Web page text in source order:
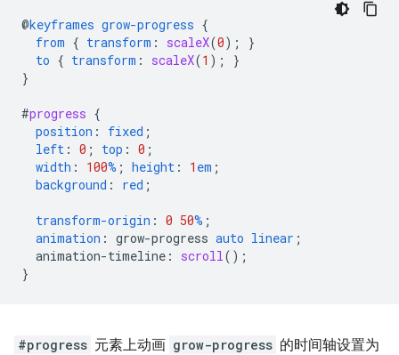
@keyframes grow-progress {
from { transform : scaleX(0);
}
to { transform : scaleX(1 );
}
}
#progress {
position : fixed ;
left : 0 ; top : 0 ;
width : 100% ; height : 1 em ;
background : red ;
transform-origin : 0 50% ;
animation : grow-progress auto linear ;
animation-timeline : scroll();
}
#progress 元素上动画 grow-progress 的时间轴设置为